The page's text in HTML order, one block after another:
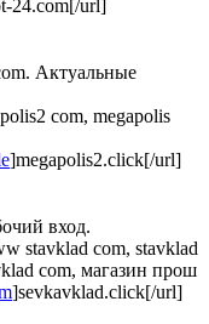
24.com[/url]
Актуальные
com, megapolis
]megapolis2.click[/url]
вход.
stavklad com, stavklad
com, магазин прош
]sevkavklad.click[/url]